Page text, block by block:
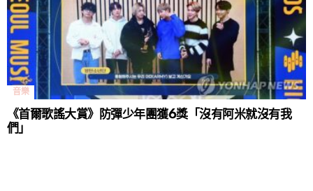
音樂
《首爾歌謠大賞》防彈少年團獲6獎「沒有阿米就沒有我
們」